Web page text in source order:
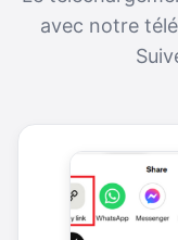
avec notre